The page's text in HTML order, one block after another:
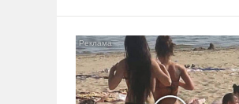
ударами судьбы, брать на себя
ответственность, помогать
слабым, идти вперед и
адаптироваться.